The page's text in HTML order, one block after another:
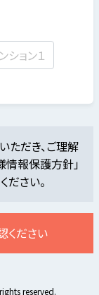
ただき、ご理解
情報保護方針」
ださい。
ください
reserved.